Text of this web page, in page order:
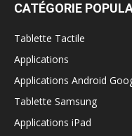
CATÉGORIE
Tablette Tactile
Applications
Applications Android
Tablette Samsung
Applications iPad